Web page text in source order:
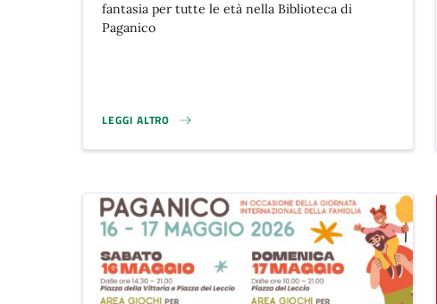
fantasia per tutte le età nella Biblioteca di
Paganico
LEGGI ALTRO
MAGGIO DEI LIBRI 2026}